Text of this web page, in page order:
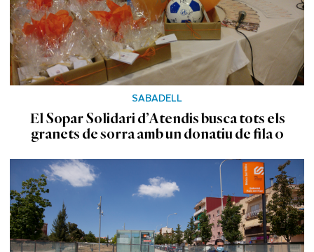
SABADELL
El Sopar Solidari d’Atendis busca tots els
granets de sorra amb un donatiu de fila 0